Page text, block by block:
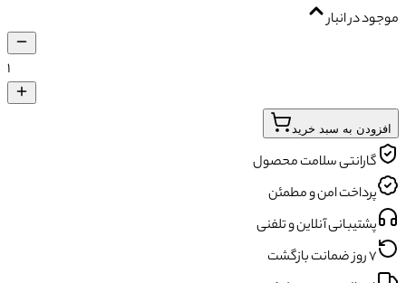
موجود در انبار
۱
افزودن به سبد خرید
گارانتی سلامت محصول
پرداخت امن و مطمئن
پشتیبانی آنلاین و تلفنی
۷ روز ضمانت بازگشت